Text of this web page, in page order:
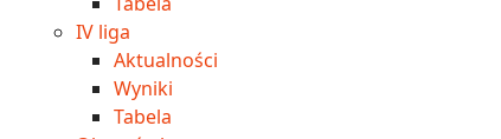
IV liga
Aktualności
Wyniki
Tabela